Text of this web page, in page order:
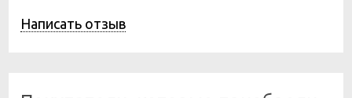
Написать отзыв